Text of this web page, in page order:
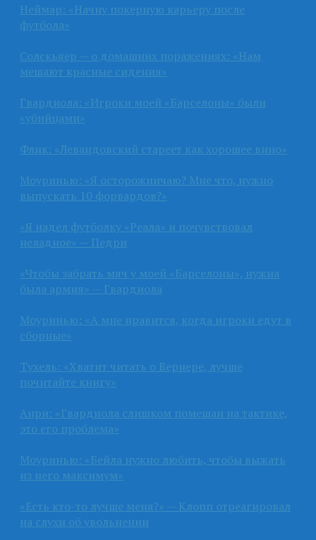
Неймар: «Начну покерную карьеру после
футбола»
Солскьяер — о домашних поражениях: «Нам
мешают красные сидения»
Гвардиола: «Игроки моей «Барселоны» были
«убийцами»
Флик: «Левандовский стареет как хорошее вино»
Моуринью: «Я осторожничаю? Мне что, нужно
выпускать 10 форвардов?»
«Я надел футболку «Реала» и почувствовал
неладное» — Педри
«Чтобы забрать мяч у моей «Барселоны», нужна
была армия» — Гвардиола
Моуринью: «А мне нравится, когда игроки едут в
сборные»
Тухель: «Хватит читать о Вернере, лучше
почитайте книгу»
Анри: «Гвардиола слишком помешан на тактике,
это его проблема»
Моуринью: «Бейла нужно любить, чтобы выжать
из него максимум»
«Есть кто-то лучше меня?» — Клопп отреагировал
на слухи об увольнении